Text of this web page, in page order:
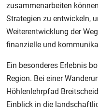
zusammenarbeiten
Strategien zu entwickeln,
Weiterentwicklung der
finanzielle und
Ein besonderes Erlebnis
Region. Bei einer
Höhlenlehrpfad
Einblick in die